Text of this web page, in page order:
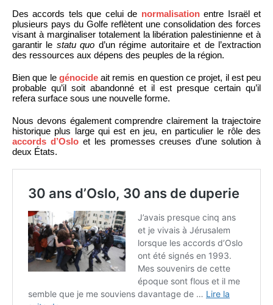
Des accords tels que celui de normalisationentre Israël et
plusieurs pays du Golfe reflètent une consolidation des forces
visant à marginaliser totalement la libération palestinienne et à
garantir le statu quo d’un régime autoritaire et de l’extraction
des ressources aux dépens des peuples de la région.
Bien que le génocideait remis en question ce projet, il est peu
probable qu’il soit abandonné et il est presque certain qu’il
refera surface sous une nouvelle forme.
Nous devons également comprendre clairement la trajectoire
historique plus large qui est en jeu, en particulier le rôle des
accords d’Osloet les promesses creuses d’une solution à
deux États.